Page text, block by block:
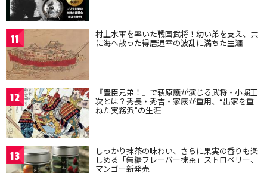
11 村上水軍を率いた戦国武将！幼い弟を支え、共
に海へ散った得居通幸の波乱に満ちた生涯
12 『豊臣兄弟！』で萩原護が演じる武将・小堀正
次とは？秀長・秀吉・家康が重用、“出家を重
ねた実務派”の生涯
13 しっかり抹茶の味わい、さらに果実の香りも楽
しめる「無糖フレーバー抹茶」ストロベリー、
マンゴー新発売